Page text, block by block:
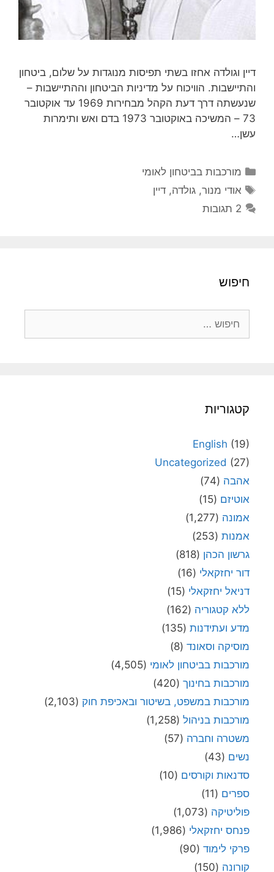
דיין וגולדה אחזו בשתי תפיסות מנוגדות על שלום, ביטחון
והתיישבות. הוויכוח על מדיניות הביטחון וההתיישבות –
שנעשתה דרך דעת הקהל מבחירות 1969 עד אוקטובר
73 – המשיכה באוקטובר 1973 בדם ואש ותימרות
עשן…
קטגוריות
מורכבות בביטחון לאומי
תגיות
אודי מנור,גולדה,דיין
2 תגובות
חיפוש
קטגוריות
English (19)
Uncategorized (27)
אהבה (74)
אוטיזם (15)
אמונה (1,277)
אמנות (253)
גרשון הכהן (818)
דור יחזקאלי (16)
דניאל יחזקאלי (15)
ללא קטגוריה (162)
מדע ועתידנות (135)
מוסיקה וסאונד (8)
מורכבות בביטחון לאומי (4,505)
מורכבות בחינוך (420)
מורכבות במשפט, בשיטור ובאכיפת חוק (2,103)
מורכבות בניהול (1,258)
משטרה וחברה (57)
נשים (43)
סדנאות וקורסים (10)
ספרים (11)
פוליטיקה (1,073)
פנחס יחזקאלי (1,986)
פרקי לימוד (90)
קורונה (150)